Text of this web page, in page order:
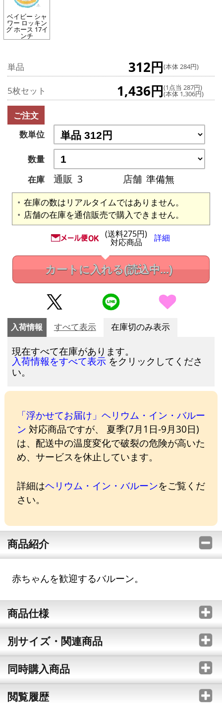
ベイビー シャ
ワー ロッキン
グ ホース 17イ
ンチ
単品 312円(本体 284円)
5枚セット 1,436円(1点当 287円)
(本体 1,306円)
ご注文
数単位
数量
在庫
通販 3 店舗 準備無
在庫の数はリアルタイムではありません。
店舗の在庫を通信販売で購入できません。
(送料275円)
対応商品 詳細
カートに入れる(読込中...)
入荷情報 すべて表示 在庫切のみ表示
現在すべて在庫があります。
入荷情報をすべて表示 をクリックしてくださ
い。
「浮かせてお届け」ヘリウム・イン・バルー
ン 対応商品ですが、 夏季(7月1日-9月30日)
は、配送中の温度変化で破裂の危険が高いた
め、サービスを休止しています。
詳細はヘリウム・イン・バルーンをご覧くだ
さい。
商品紹介
赤ちゃんを歓迎するバルーン。
商品仕様
別サイズ・関連商品
同時購入商品
閲覧履歴